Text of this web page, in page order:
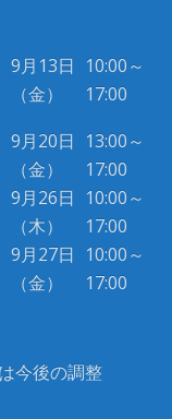
9月13日
（金）
10:00～
17:00
9月20日
（金）
9月26日
（木）
9月27日
（金）
13:00～
17:00
10:00～
17:00
10:00～
17:00
今後の調整